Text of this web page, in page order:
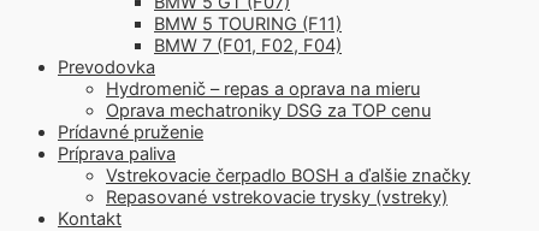
BMW 5 TOURING (F11)
BMW 7 (F01, F02, F04)
Prevodovka
Hydromenič – repas a oprava na mieru
Oprava mechatroniky DSG za TOP cenu
Prídavné pruženie
Príprava paliva
Vstrekovacie čerpadlo BOSH a ďalšie značky
Repasované vstrekovacie trysky (vstreky)
Kontakt